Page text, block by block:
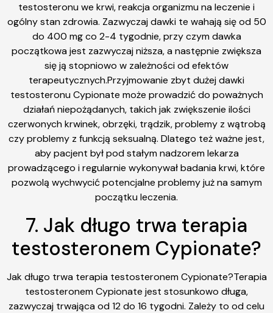
testosteronu we krwi, reakcja organizmu na leczenie i
ogólny stan zdrowia. Zazwyczaj dawki te wahają się od 50
do 400 mg co 2-4 tygodnie, przy czym dawka
początkowa jest zazwyczaj niższa, a następnie zwiększa
się ją stopniowo w zależności od efektów
terapeutycznych.Przyjmowanie zbyt dużej dawki
testosteronu Cypionate może prowadzić do poważnych
działań niepożądanych, takich jak zwiększenie ilości
czerwonych krwinek, obrzęki, trądzik, problemy z wątrobą
czy problemy z funkcją seksualną. Dlatego też ważne jest,
aby pacjent był pod stałym nadzorem lekarza
prowadzącego i regularnie wykonywał badania krwi, które
pozwolą wychwycić potencjalne problemy już na samym
początku leczenia.
7. Jak długo trwa terapia
testosteronem Cypionate?
Jak długo trwa terapia testosteronem Cypionate?Terapia
testosteronem Cypionate jest stosunkowo długa,
zazwyczaj trwająca od 12 do 16 tygodni. Zależy to od celu